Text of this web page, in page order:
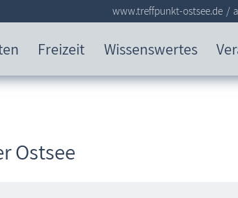
Freizeit Wissenswertes
www.treffpunkt-ostsee.de
Ostsee